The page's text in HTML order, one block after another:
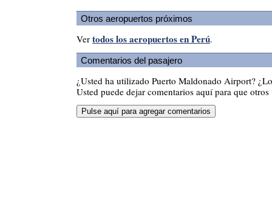
Otros aeropuertos próximos
Ver todos los aeropuertos en Perú.
Comentarios del pasajero
¿Usted ha utilizado Puerto Maldonado Airport?
Usted puede dejar comentarios aquí para que